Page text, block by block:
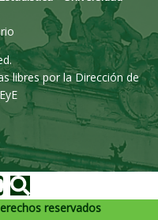
libres por la Dirección de
reservados